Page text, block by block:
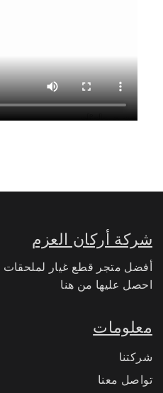
شركة أركان العزم
أفضل متجر قطع غيار لملحقات
احصل عليها من هنا
معلومات
شركتنا
تواصل معنا